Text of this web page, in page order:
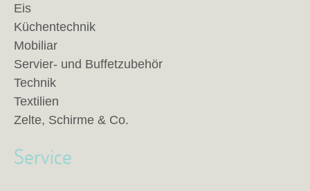
Eis
Küchentechnik
Mobiliar
Servier- und Buffetzubehör
Technik
Textilien
Zelte, Schirme & Co.
Service